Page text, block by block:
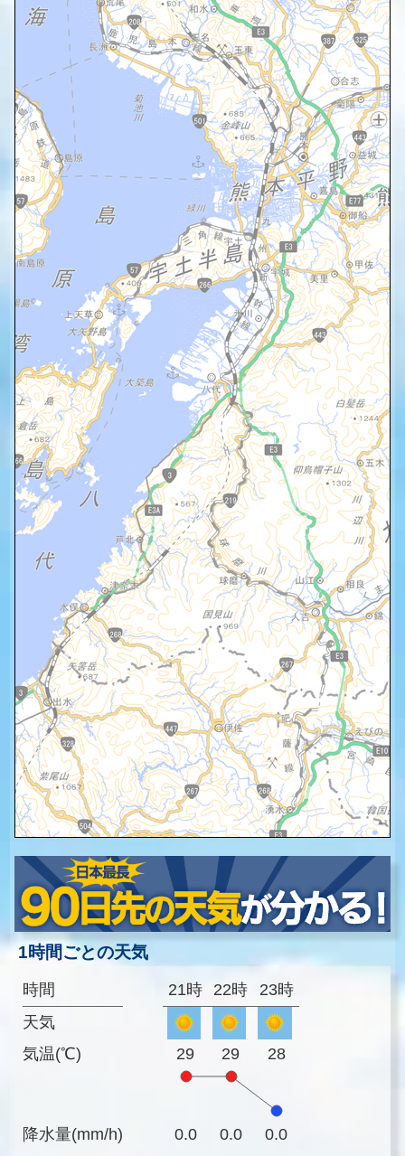
1時間ごとの天気
時間
天気
気温(℃)
降水量(mm/h)
21時 22時 23時
29 29 28
0.0 0.0
0.0